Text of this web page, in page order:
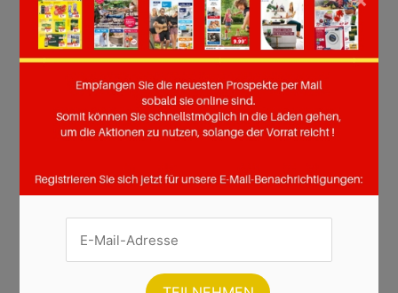
Seite :12345678910111213141516171819
Weiter
Andere Inhalte gefunden auf der
Seite